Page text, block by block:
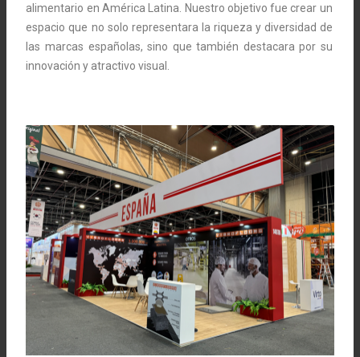
alimentario en América Latina. Nuestro objetivo fue crear un
espacio que no solo representara la riqueza y diversidad de
las marcas españolas, sino que también destacara por su
innovación y atractivo visual.